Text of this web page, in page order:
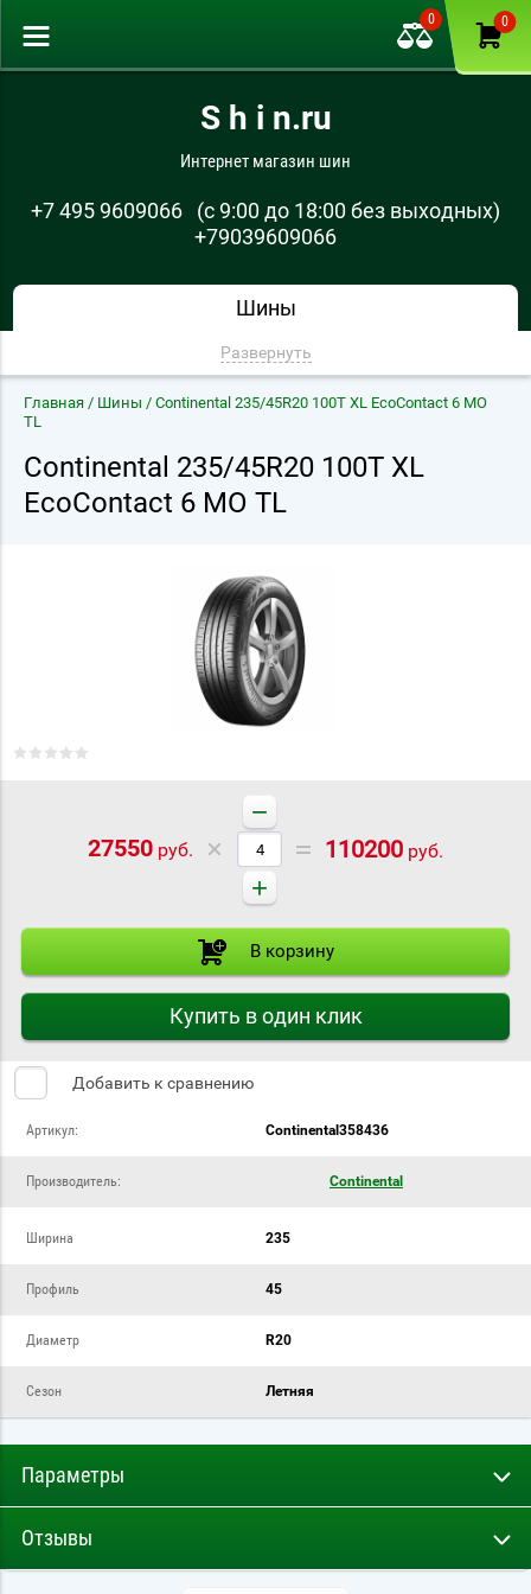
0
0
S h i n.ru
Интернет магазин шин
+7 495 9609066
(с 9:00 до 18:00 без выходных)
+79039609066
Шины
Развернуть
Главная / Шины / Continental 235/45R20 100T XL EcoContact 6 MO
TL
Continental 235/45R20 100T XL
EcoContact 6 MO TL
27550 руб.
−
+
110200 руб.
В корзину
Купить в один клик
Добавить к сравнению
Артикул: Continental358436
Производитель: Continental
Ширина 235
Профиль 45
Диаметр R20
Сезон Летняя
Параметры
Отзывы